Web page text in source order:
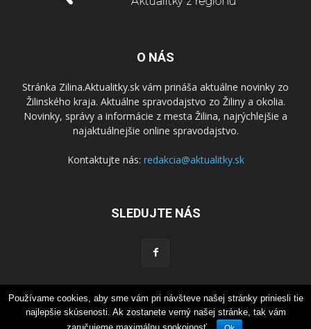
O NÁS
Stránka Zilina.Aktualitky.sk vám prináša aktuálne novinky zo
Žilinského kraja. Aktuálne spravodajstvo zo Žiliny a okolia.
Novinky, správy a informácie z mesta Žilina, najrýchlejšie a
najaktuálnejšie online spravodajstvo.
Kontaktujte nás: redakcia@aktualitky.sk
SLEDUJTE NÁS
Súkromie
Kontaktujte nás
Používame cookies, aby sme vám pri návšteve našej stránky priniesli tie
najlepšie skúsenosti. Ak zostanete verný našej stránke, tak vám